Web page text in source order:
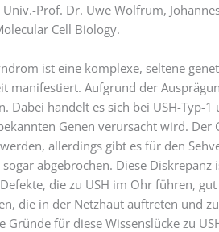
Prof. Dr. Uwe Wolfrum,
Cell Biology.
ist eine komplexe, seltene
manifestiert. Aufgrund der
Dabei handelt es sich bei USH-
Genen verursacht wird.
allerdings gibt es für den
abgebrochen. Diese
die zu USH im Ohr führen,
die in der Netzhaut auftreten und
Gründe für diese Wissenslücke zu